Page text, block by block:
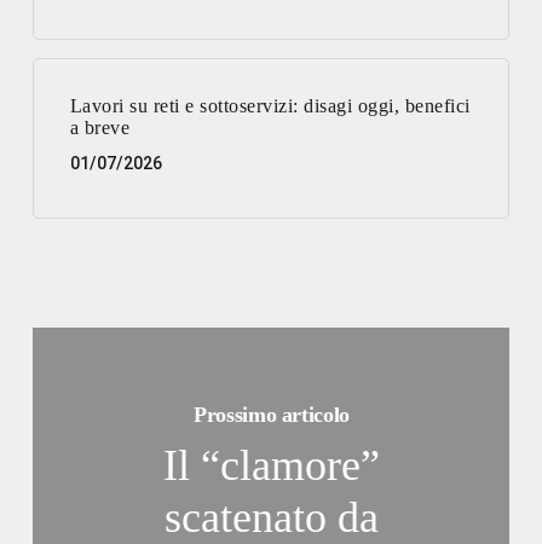
Lavori su reti e sottoservizi: disagi oggi, benefici
a breve
01/07/2026
Prossimo articolo
Il “clamore”
scatenato da